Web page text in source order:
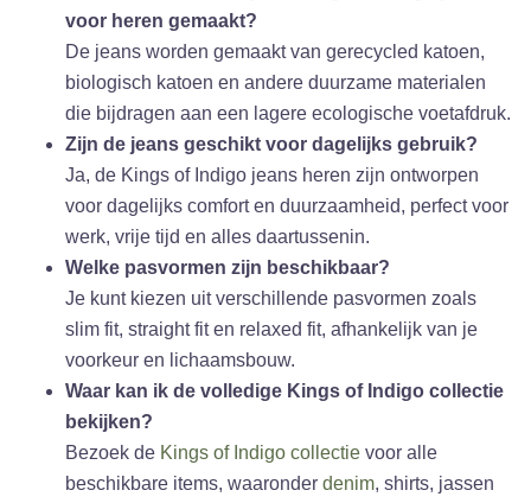
voor heren gemaakt?
De jeans worden gemaakt van gerecycled katoen,
biologisch katoen en andere duurzame materialen
die bijdragen aan een lagere ecologische voetafdruk.
Zijn de jeans geschikt voor dagelijks gebruik?
Ja, de Kings of Indigo jeans heren zijn ontworpen
voor dagelijks comfort en duurzaamheid, perfect voor
werk, vrije tijd en alles daartussenin.
Welke pasvormen zijn beschikbaar?
Je kunt kiezen uit verschillende pasvormen zoals
slim fit, straight fit en relaxed fit, afhankelijk van je
voorkeur en lichaamsbouw.
Waar kan ik de volledige Kings of Indigo collectie
bekijken?
Bezoek de Kings of Indigo collectie voor alle
beschikbare items, waaronder denim, shirts, jassen